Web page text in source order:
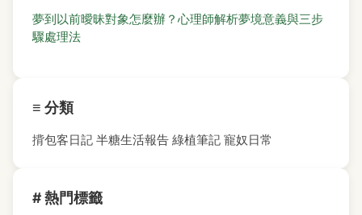
夢到以前曖昧對象怎麼辦？心理師解析夢境意義與三步
驟處理法
≡ 分類
揹包客日記 半糖生活報告 綠植筆記 寵奴日常
# 熱門標籤